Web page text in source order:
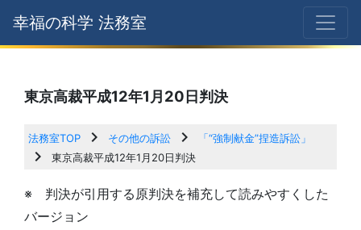
幸福の科学 法務室
東京高裁平成12年1月20日判決
法務室TOP chevron_right その他の訴訟 chevron_right 「“強制献金”捏造訴訟」
chevron_right 東京高裁平成12年1月20日判決
※ 判決が引用する原判決を補充して読みやすくした
バージョン